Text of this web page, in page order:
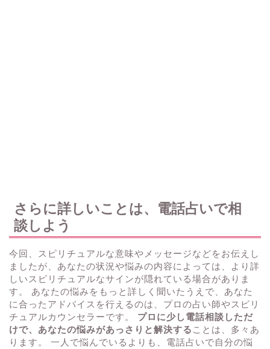
さらに詳しいことは、電話占いで相
談しよう
今回、スピリチュアルな意味やメッセージなどをお伝えし
ましたが、あなたの状況や悩みの内容によっては、より詳
しいスピリチュアルなサインが隠れている場合がありま
す。 あなたの悩みをもっと詳しく聞いたうえで、あなた
に合ったアドバイスを行えるのは、プロの占い師やスピリ
チュアルカウンセラーです。 プロに少し電話相談しただ
けで、あなたの悩みがあっさりと解決する ことは、多々あ
ります。 一人で悩んでいるよりも、電話占いで自分の悩